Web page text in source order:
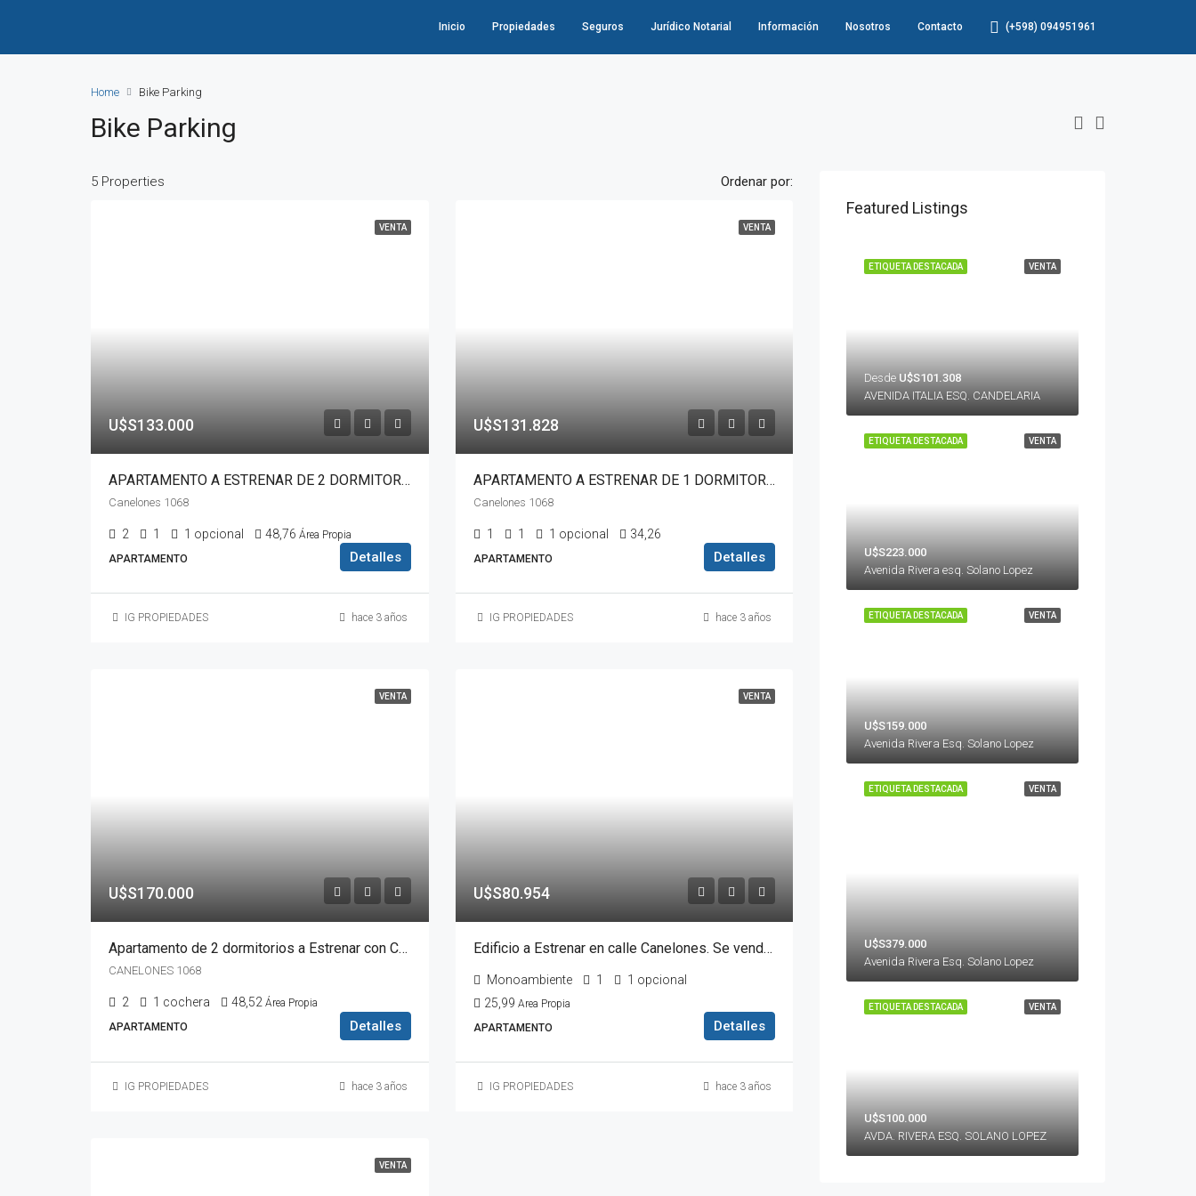
Inicio Propiedades Seguros Jurídico Notarial Información Nosotros Contacto (+598) 094951961
Home Bike Parking
Bike Parking
5 Properties Ordenar por:
VENTA
U$S133.000
APARTAMENTO A ESTRENAR DE 2 DORMITORIOS EN EL CENTRO DE MONTEVIDEO
Canelones 1068
2 1 1 opcional 48,76 Área Propia
APARTAMENTO
Detalles
IG PROPIEDADES hace 3 años
VENTA
U$S131.828
APARTAMENTO A ESTRENAR DE 1 DORMITORIO EN CALLE CANELONES 1068
Canelones 1068
1 1 1 opcional 34,26
APARTAMENTO Detalles
IG PROPIEDADES hace 3 años
VENTA
U$S170.000
Apartamento de 2 dormitorios a Estrenar con Cochera. En calle Canelones 1068
CANELONES 1068
2 1 cochera 48,52 Área Propia
APARTAMENTO
Detalles
IG PROPIEDADES hace 3 años
VENTA
U$S80.954
Edificio a Estrenar en calle Canelones. Se vende Monoambiente- Entrega enero 2024
Monoambiente 1
1 opcional
25,99 Area Propia
APARTAMENTO
Detalles
IG PROPIEDADES hace 3 años
VENTA
Featured Listings
VENTA
ETIQUETA DESTACADA
Desde U$S101.308
AVENIDA ITALIA ESQ. CANDELARIA
VENTA
ETIQUETA DESTACADA
U$S223.000
Avenida Rivera esq. Solano Lopez
VENTA
ETIQUETA DESTACADA
U$S159.000
Avenida Rivera Esq. Solano Lopez
VENTA
ETIQUETA DESTACADA
U$S379.000
Avenida Rivera Esq. Solano Lopez
VENTA
ETIQUETA DESTACADA
U$S100.000
AVDA. RIVERA ESQ. SOLANO LOPEZ